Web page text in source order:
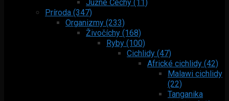
Južné Čechy (11)
Príroda (347)
Organizmy (233)
Živočíchy (168)
Ryby (100)
Cichlidy (47)
Africké cichlidy (42)
Malawi cichlidy
(22)
Tanganika